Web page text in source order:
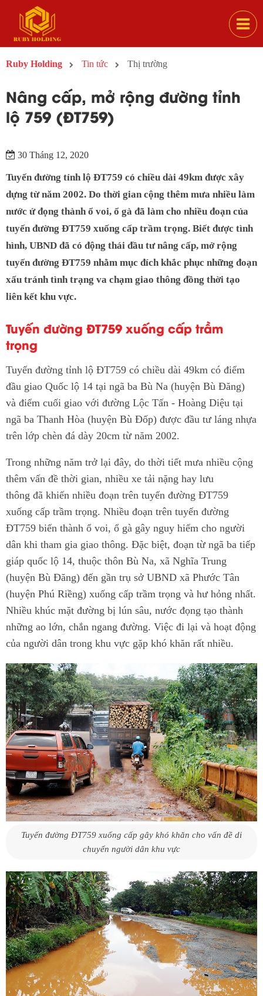
Ruby Holding Tin tức Thị trường
Nâng cấp, mở rộng đường tỉnh
lộ 759 (ĐT759)
30 Tháng 12, 2020
Tuyến đường tỉnh lộ ĐT759 có chiều dài 49km được xây
dựng từ năm 2002. Do thời gian cộng thêm mưa nhiều làm
nước ứ đọng thành ổ voi, ổ gà đã làm cho nhiều đoạn của
tuyến đường ĐT759 xuống cấp trầm trọng. Biết được tình
hình, UBND đã có động thái đầu tư nâng cấp, mở rộng
tuyến đường ĐT759 nhằm mục đích khắc phục những đoạn
xấu tránh tình trạng va chạm giao thông đồng thời tạo
liên kết khu vực.
Tuyến đường ĐT759 xuống cấp trầm
trọng
Tuyến đường tỉnh lộ ĐT759 có chiều dài 49km có điểm
đầu giao Quốc lộ 14 tại ngã ba Bù Na (huyện Bù Đăng)
và điểm cuối giao với đường Lộc Tấn - Hoàng Diệu tại
ngã ba Thanh Hòa (huyện Bù Đốp) được đầu tư láng nhựa
trên lớp chèn đá dày 20cm từ năm 2002.
Trong những năm trở lại đây, do thời tiết mưa nhiều cộng
thêm vấn đề thời gian, nhiều xe tải nặng hay lưu
thông đã khiến nhiều đoạn trên tuyến đường ĐT759
xuống cấp trầm trọng. Nhiều đoạn trên tuyến đường
ĐT759 biến thành ổ voi, ổ gà gây nguy hiểm cho người
dân khi tham gia giao thông. Đặc biệt, đoạn từ ngã ba tiếp
giáp quốc lộ 14, thuộc thôn Bù Na, xã Nghĩa Trung
(huyện Bù Đăng) đến gần trụ sở UBND xã Phước Tân
(huyện Phú Riềng) xuống cấp trầm trọng và hư hỏng nhất.
Nhiều khúc mặt đường bị lún sâu, nước đọng tạo thành
những ao lớn, chắn ngang đường. Việc đi lại và hoạt động
của người dân trong khu vực gặp khó khăn rất nhiều.
Tuyến đường ĐT759 xuống cấp gây khó khăn cho vấn đề di
chuyển người dân khu vực